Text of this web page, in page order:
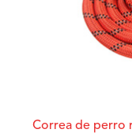
Correa de perro